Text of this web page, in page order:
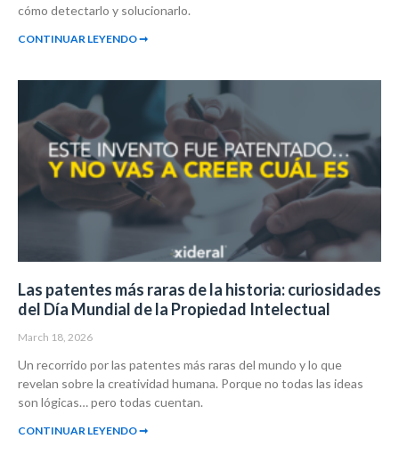
cómo detectarlo y solucionarlo.
CONTINUAR LEYENDO ➞
Las patentes más raras de la historia: curiosidades
del Día Mundial de la Propiedad Intelectual
March 18, 2026
Un recorrido por las patentes más raras del mundo y lo que
revelan sobre la creatividad humana. Porque no todas las ideas
son lógicas… pero todas cuentan.
CONTINUAR LEYENDO ➞